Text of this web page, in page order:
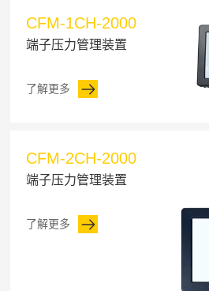
CFM-1CH-2000
端子压力管理装置
了解更多
CFM-2CH-2000
端子压力管理装置
了解更多